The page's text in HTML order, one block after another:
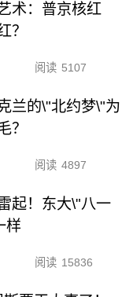
术：普京核红
？
阅读 5107
兰的\"北约梦\"为
？
阅读 4897
起！东大\"八一
样
阅读 15836